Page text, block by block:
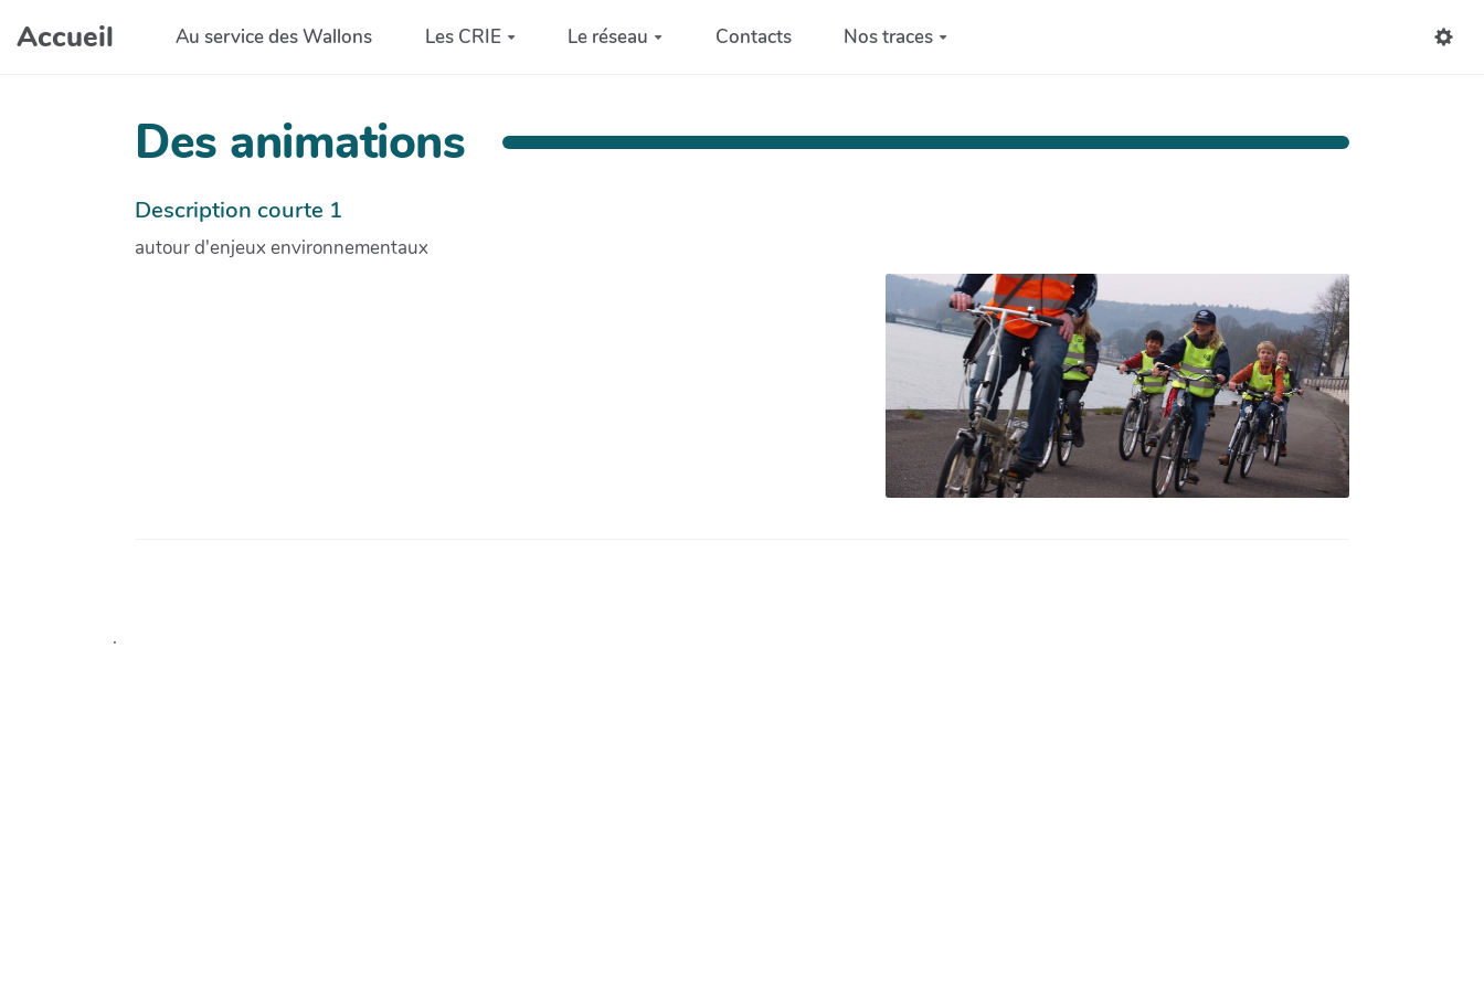
Aller au contenu principal
Accueil Au service des Wallons Les CRIE Le réseau Contacts Nos traces
Des animations
Description courte 1
autour d'enjeux environnementaux
.